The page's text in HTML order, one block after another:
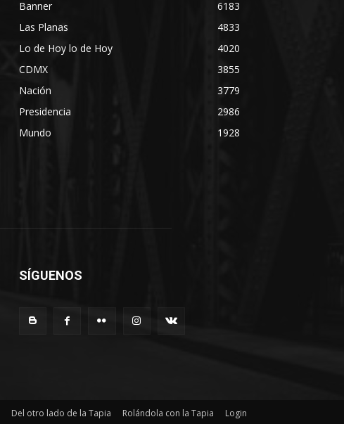
Banner
6183
Las Planas
4833
Lo de Hoy lo de Hoy
4020
CDMX
3855
Nación
3779
Presidencia
2986
Mundo
1928
SÍGUENOS
Del otro lado de la Tapia Rolándola con la Tapia Login